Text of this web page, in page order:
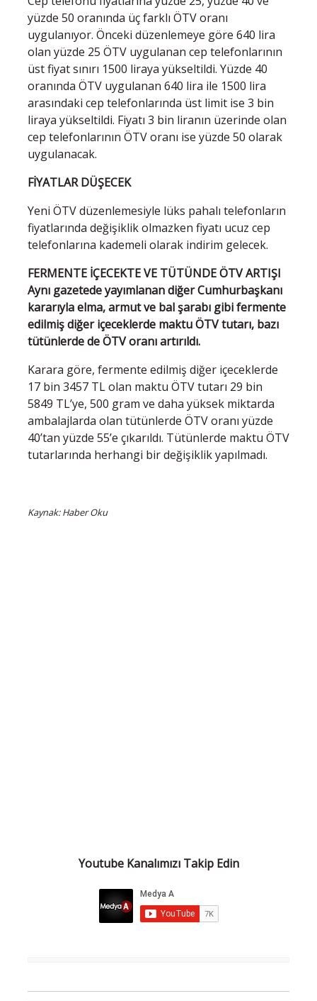
yüzde 50 oranında üç farklı ÖTV oranı
uygulanıyor. Önceki düzenlemeye göre 640 lira
olan yüzde 25 ÖTV uygulanan cep telefonlarının
üst fiyat sınırı 1500 liraya yükseltildi. Yüzde 40
oranında ÖTV uygulanan 640 lira ile 1500 lira
arasındaki cep telefonlarında üst limit ise 3 bin
liraya yükseltildi. Fiyatı 3 bin liranın üzerinde olan
cep telefonlarının ÖTV oranı ise yüzde 50 olarak
uygulanacak.
FİYATLAR DÜŞECEK
Yeni ÖTV düzenlemesiyle lüks pahalı telefonların
fiyatlarında değişiklik olmazken fiyatı ucuz cep
telefonlarına kademeli olarak indirim gelecek.
FERMENTE İÇECEKTE VE TÜTÜNDE ÖTV ARTIŞI
Aynı gazetede yayımlanan diğer Cumhurbaşkanı
kararıyla elma, armut ve bal şarabı gibi fermente
edilmiş diğer içeceklerde maktu ÖTV tutarı, bazı
tütünlerde de ÖTV oranı artırıldı.
Karara göre, fermente edilmiş diğer içeceklerde
17 bin 3457 TL olan maktu ÖTV tutarı 29 bin
5849 TL’ye, 500 gram ve daha yüksek miktarda
ambalajlarda olan tütünlerde ÖTV oranı yüzde
40’tan yüzde 55’e çıkarıldı. Tütünlerde maktu ÖTV
tutarlarında herhangi bir değişiklik yapılmadı.
Kaynak: Haber Oku
Youtube Kanalımızı Takip Edin